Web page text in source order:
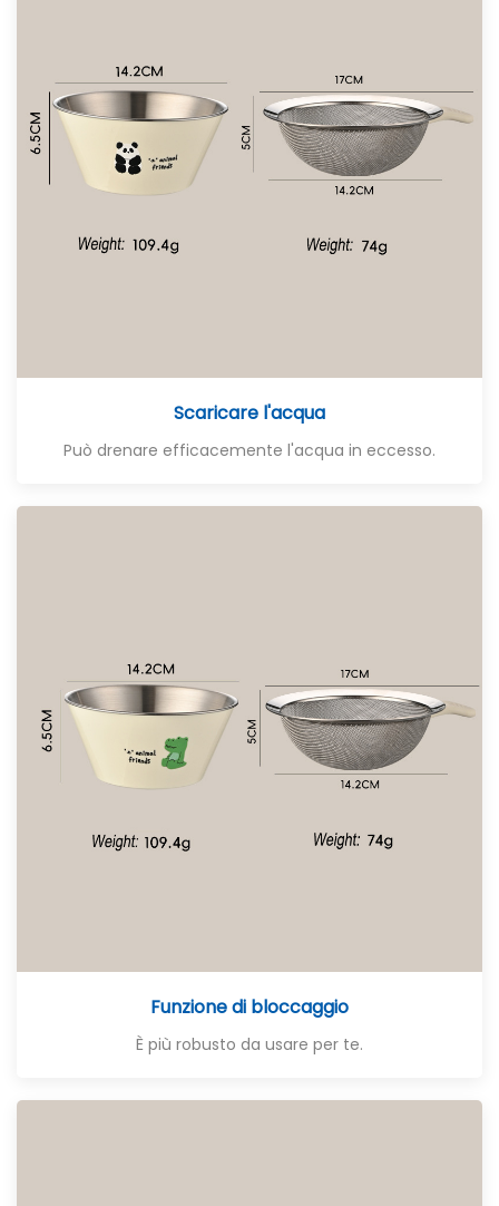
Scaricare l'acqua
Può drenare efficacemente l'acqua in eccesso.
Funzione di bloccaggio
È più robusto da usare per te.